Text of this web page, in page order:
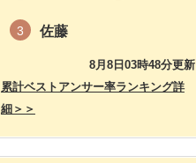
3 佐藤
8月8日03時48分更新
累計ベストアンサー率ランキング詳
細＞＞